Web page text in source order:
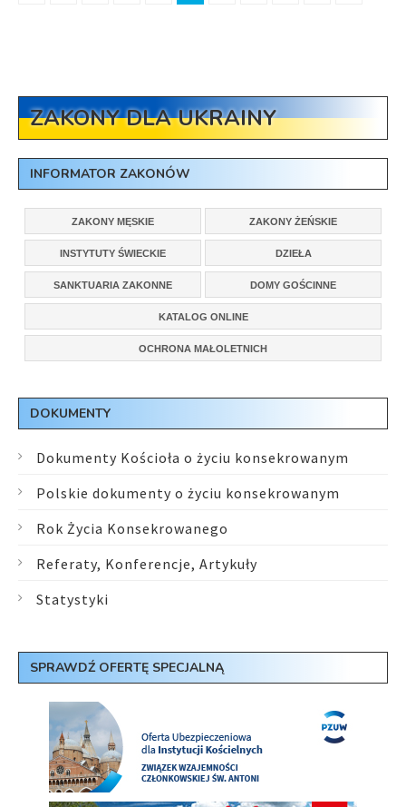
ZAKONY DLA UKRAINY
INFORMATOR ZAKONÓW
ZAKONY MĘSKIE ZAKONY ŻEŃSKIE
INSTYTUTY ŚWIECKIE DZIEŁA
SANKTUARIA ZAKONNE DOMY GOŚCINNE
KATALOG ONLINE
OCHRONA MAŁOLETNICH
DOKUMENTY
Dokumenty Kościoła o życiu konsekrowanym
Polskie dokumenty o życiu konsekrowanym
Rok Życia Konsekrowanego
Referaty, Konferencje, Artykuły
Statystyki
SPRAWDŹ OFERTĘ SPECJALNĄ